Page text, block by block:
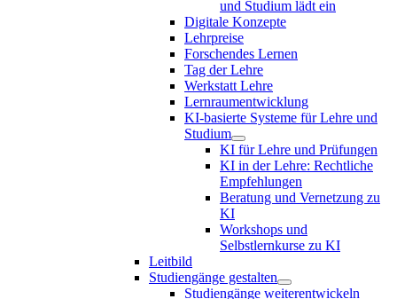
und Studium lädt ein
Digitale Konzepte
Lehrpreise
Forschendes Lernen
Tag der Lehre
Werkstatt Lehre
Lernraumentwicklung
KI-basierte Systeme für Lehre und
Studium
KI für Lehre und Prüfungen
KI in der Lehre: Rechtliche
Empfehlungen
Beratung und Vernetzung zu
KI
Workshops und
Selbstlernkurse zu KI
Leitbild
Studiengänge gestalten
Studiengänge weiterentwickeln